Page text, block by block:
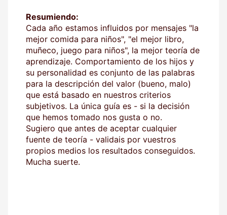
Resumiendo:
Cada año estamos influidos por mensajes "la
mejor comida para niños", "el mejor libro,
muñeco, juego para niños", la mejor teoría de
aprendizaje. Comportamiento de los hijos y
su personalidad es conjunto de las palabras
para la descripción del valor (bueno, malo)
que está basado en nuestros criterios
subjetivos. La única guía es - si la decisión
que hemos tomado nos gusta o no.
Sugiero que antes de aceptar cualquier
fuente de teoría - validais por vuestros
propios medios los resultados conseguidos.
Mucha suerte.